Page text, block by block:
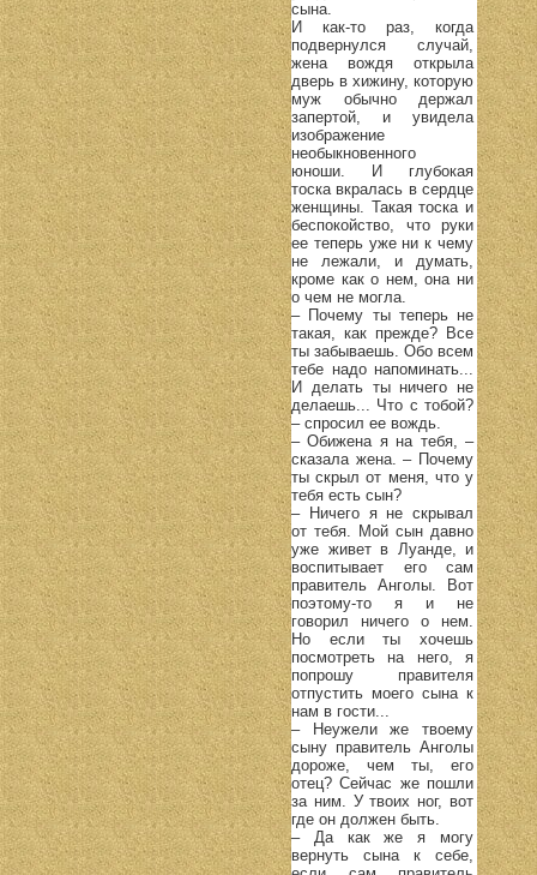
сына.
И как-то раз, когда
подвернулся случай,
жена вождя открыла
дверь в хижину, которую
муж обычно держал
запертой, и увидела
изображение
необыкновенного
юноши. И глубокая
тоска вкралась в сердце
женщины. Такая тоска и
беспокойство, что руки
ее теперь уже ни к чему
не лежали, и думать,
кроме как о нем, она ни
о чем не могла.
– Почему ты теперь не
такая, как прежде? Все
ты забываешь. Обо всем
тебе надо напоминать...
И делать ты ничего не
делаешь... Что с тобой?
– спросил ее вождь.
– Обижена я на тебя, –
сказала жена. – Почему
ты скрыл от меня, что у
тебя есть сын?
– Ничего я не скрывал
от тебя. Мой сын давно
уже живет в Луанде, и
воспитывает его сам
правитель Анголы. Вот
поэтому-то я и не
говорил ничего о нем.
Но если ты хочешь
посмотреть на него, я
попрошу правителя
отпустить моего сына к
нам в гости...
– Неужели же твоему
сыну правитель Анголы
дороже, чем ты, его
отец? Сейчас же пошли
за ним. У твоих ног, вот
где он должен быть.
– Да как же я могу
вернуть сына к себе,